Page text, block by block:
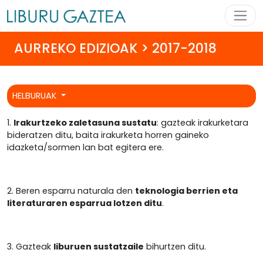
AURREKO EDIZIOAK > 2017-2018
HELBURUAK
1. Irakurtzeko zaletasuna sustatu: gazteak irakurketara
bideratzen ditu, baita irakurketa horren gaineko
idazketa/sormen lan bat egitera ere.
2. Beren esparru naturala den teknologia berrien eta
literaturaren esparrua lotzen ditu.
3. Gazteak liburuen sustatzaile bihurtzen ditu.